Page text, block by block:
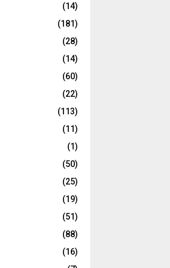
(14)
(181)
(28)
(14)
(60)
(22)
(113)
(11)
(1)
(50)
(25)
(19)
(51)
(88)
(16)